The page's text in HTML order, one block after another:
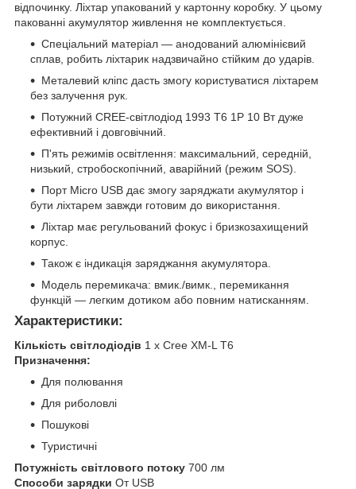
відпочинку. Ліхтар упакований у картонну коробку. У цьому
пакованні акумулятор живлення не комплектується.
Спеціальний матеріал — анодований алюмінієвий
сплав, робить ліхтарик надзвичайно стійким до ударів.
Металевий кліпс дасть змогу користуватися ліхтарем
без залучення рук.
Потужний CREE-світлодіод 1993 T6 1P 10 Вт дуже
ефективний і довговічний.
П'ять режимів освітлення: максимальний, середній,
низький, стробоскопічний, аварійний (режим SOS).
Порт Micro USB дає змогу заряджати акумулятор і
бути ліхтарем завжди готовим до використання.
Ліхтар має регульований фокус і бризкозахищений
корпус.
Також є індикація заряджання акумулятора.
Модель перемикача: вмик./вимк., перемикання
функцій — легким дотиком або повним натисканням.
Характеристики:
Кількість світлодіодів 1 х Cree XM-L T6
Призначення:
Для полювання
Для риболовлі
Пошукові
Туристичні
Потужність світлового потоку 700 лм
Cпособи зарядки От USB